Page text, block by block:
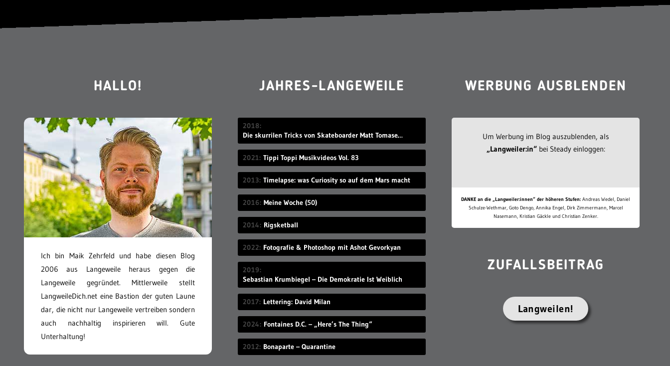
HALLO!
Ich bin Maik Zehrfeld und habe diesen Blog
2006 aus Langeweile heraus gegen die
Langeweile gegründet. Mittlerweile stellt
LangweileDich.net eine Bastion der guten Laune
dar, die nicht nur Langeweile vertreiben sondern
auch nachhaltig inspirieren will. Gute
Unterhaltung!
JAHRES-LANGEWEILE
2018
Die skurrilen Tricks von Skateboarder Matt Tomasello
2021 Tippi Toppi Musikvideos Vol. 83
2013 Timelapse: was Curiosity so auf dem Mars macht
2016 Meine Woche (50)
2014 Rigsketball
2022 Fotografie & Photoshop mit Ashot Gevorkyan
2019
Sebastian Krumbiegel – Die Demokratie Ist Weiblich
2017 Lettering: David Milan
2024 Fontaines D.C. – „Here’s The Thing“
2012 Bonaparte – Quarantine
WERBUNG AUSBLENDEN
Um Werbung im Blog auszublenden, als
„Langweiler:in“bei Steady einloggen:
DANKE an die „Langweiler:innen“ der höheren Stufen: Andreas Wedel, Daniel
Schulze-Wethmar, Goto Dengo, Annika Engel, Dirk Zimmermann, Marcel
Nasemann, Kristian Gäckle und Christian Zenker.
ZUFALLSBEITRAG
Langweilen!